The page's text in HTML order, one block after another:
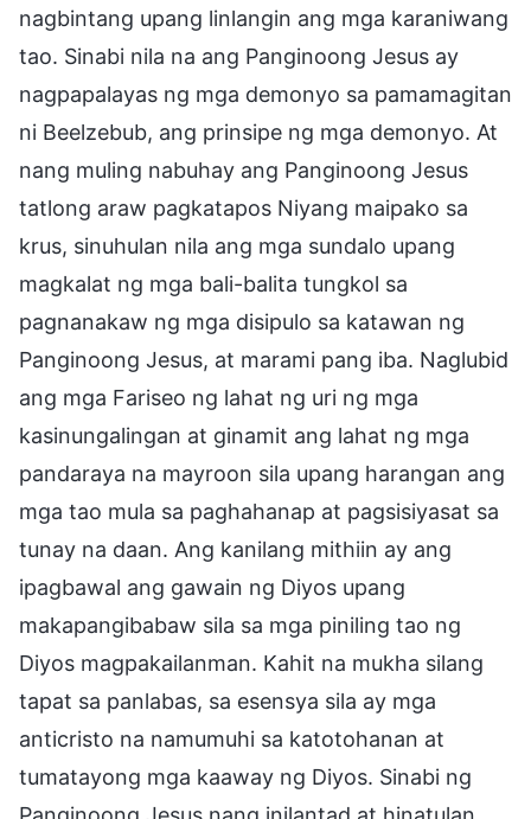
nagbintang upang linlangin ang mga karaniwang
tao. Sinabi nila na ang Panginoong Jesus ay
nagpapalayas ng mga demonyo sa pamamagitan
ni Beelzebub, ang prinsipe ng mga demonyo. At
nang muling nabuhay ang Panginoong Jesus
tatlong araw pagkatapos Niyang maipako sa
krus, sinuhulan nila ang mga sundalo upang
magkalat ng mga bali-balita tungkol sa
pagnanakaw ng mga disipulo sa katawan ng
Panginoong Jesus, at marami pang iba. Naglubid
ang mga Fariseo ng lahat ng uri ng mga
kasinungalingan at ginamit ang lahat ng mga
pandaraya na mayroon sila upang harangan ang
mga tao mula sa paghahanap at pagsisiyasat sa
tunay na daan. Ang kanilang mithiin ay ang
ipagbawal ang gawain ng Diyos upang
makapangibabaw sila sa mga piniling tao ng
Diyos magpakailanman. Kahit na mukha silang
tapat sa panlabas, sa esensya sila ay mga
anticristo na namumuhi sa katotohanan at
tumatayong mga kaaway ng Diyos. Sinabi ng